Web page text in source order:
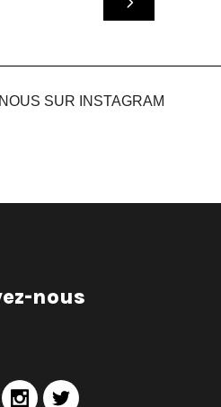
SUR INSTAGRAM
nous